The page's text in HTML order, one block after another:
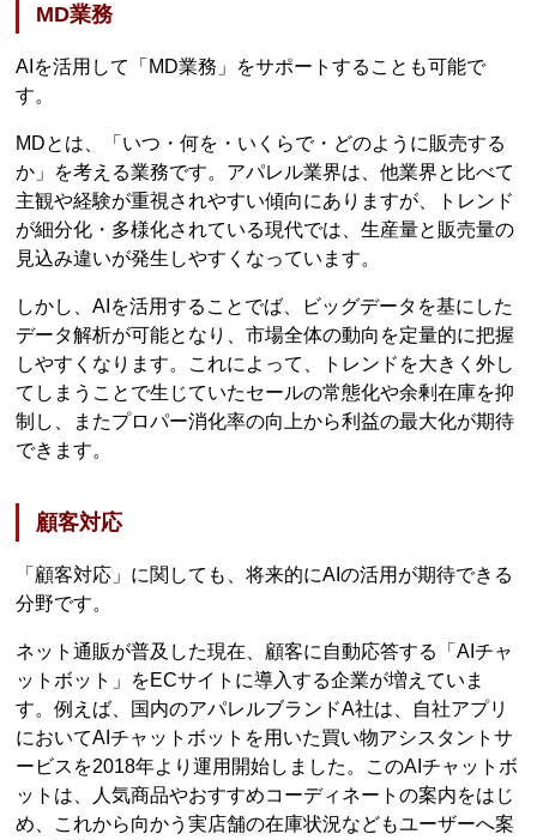
MD業務
AIを活用して「MD業務」をサポートすることも可能で
す。
MDとは、「いつ・何を・いくらで・どのように販売する
か」を考える業務です。アパレル業界は、他業界と比べて
主観や経験が重視されやすい傾向にありますが、トレンド
が細分化・多様化されている現代では、生産量と販売量の
見込み違いが発生しやすくなっています。
しかし、AIを活用することでば、ビッグデータを基にした
データ解析が可能となり、市場全体の動向を定量的に把握
しやすくなります。これによって、トレンドを大きく外し
てしまうことで生じていたセールの常態化や余剰在庫を抑
制し、またプロパー消化率の向上から利益の最大化が期待
できます。
顧客対応
「顧客対応」に関しても、将来的にAIの活用が期待できる
分野です。
ネット通販が普及した現在、顧客に自動応答する「AIチャ
ットボット」をECサイトに導入する企業が増えていま
す。例えば、国内のアパレルブランドA社は、自社アプリ
においてAIチャットボットを用いた買い物アシスタントサ
ービスを2018年より運用開始しました。このAIチャットボ
ットは、人気商品やおすすめコーディネートの案内をはじ
め、これから向かう実店舗の在庫状況などもユーザーへ案